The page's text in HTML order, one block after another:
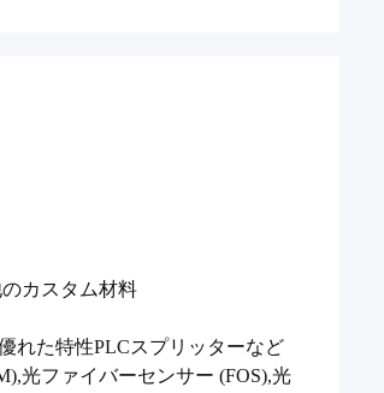
カスタム材料
れた特性PLCスプリッターなど
光ファイバーセンサー (FOS),光